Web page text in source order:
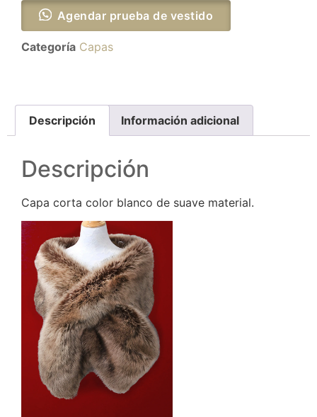
Agendar prueba de vestido
Categoría Capas
Descripción Información adicional
Descripción
Capa corta color blanco de suave material.